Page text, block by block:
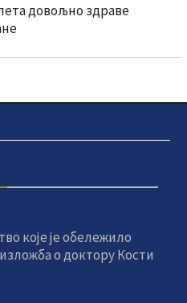
довољно здраве
које је обележило
о доктору Кости